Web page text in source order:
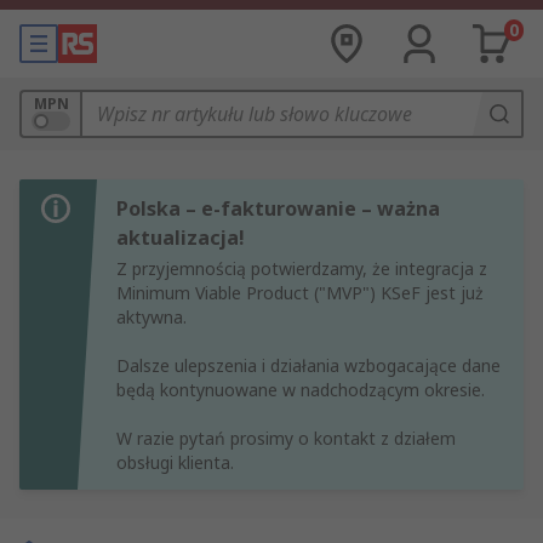
0
MPN
Polska – e-fakturowanie – ważna
aktualizacja!
Z przyjemnością potwierdzamy, że integracja z
Minimum Viable Product ("MVP") KSeF jest już
aktywna.
Dalsze ulepszenia i działania wzbogacające dane
będą kontynuowane w nadchodzącym okresie.
W razie pytań prosimy o kontakt z działem
obsługi klienta.